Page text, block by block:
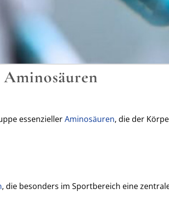
essenziellerAminosäuren, die der
, die besonders im Sportbereich eine